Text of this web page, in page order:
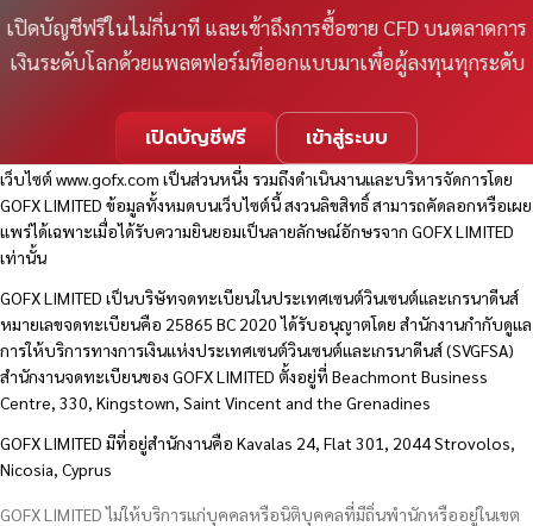
เปิดบัญชีฟรีในไม่กี่นาที และเข้าถึงการซื้อขาย CFD บนตลาดการ
เงินระดับโลกด้วยแพลตฟอร์มที่ออกแบบมาเพื่อผู้ลงทุนทุกระดับ
เปิดบัญชีฟรี เข้าสู่ระบบ
เว็บไซต์www.gofx.com เป็นส่วนหนึ่ง รวมถึงดำเนินงานและบริหารจัดการโดย
GOFX LIMITED ข้อมูลทั้งหมดบนเว็บไซต์นี้ สงวนลิขสิทธิ์ สามารถคัดลอกหรือเผย
แพร่ได้เฉพาะเมื่อได้รับความยินยอมเป็นลายลักษณ์อักษรจาก GOFX LIMITED
เท่านั้น
GOFX LIMITED เป็นบริษัทจดทะเบียนในประเทศเซนต์วินเซนต์และเกรนาดีนส์
หมายเลขจดทะเบียนคือ 25865 BC 2020 ได้รับอนุญาตโดย สำนักงานกำกับดูแล
การให้บริการทางการเงินแห่งประเทศเซนต์วินเซนต์และเกรนาดีนส์ (SVGFSA)
สำนักงานจดทะเบียนของ GOFX LIMITED ตั้งอยู่ที่ Beachmont Business
Centre, 330, Kingstown, Saint Vincent and the Grenadines
GOFX LIMITED มีที่อยู่สำนักงานคือ Kavalas 24, Flat 301, 2044 Strovolos,
Nicosia, Cyprus
GOFX LIMITED ไม่ให้บริการแก่บุคคลหรือนิติบุคคลที่มีถิ่นพำนักหรืออยู่ในเขต